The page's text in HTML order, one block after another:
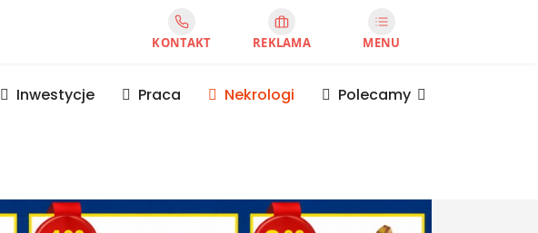
KONTAKT REKLAMA MENU
Inwestycje Praca Nekrologi Polecamy